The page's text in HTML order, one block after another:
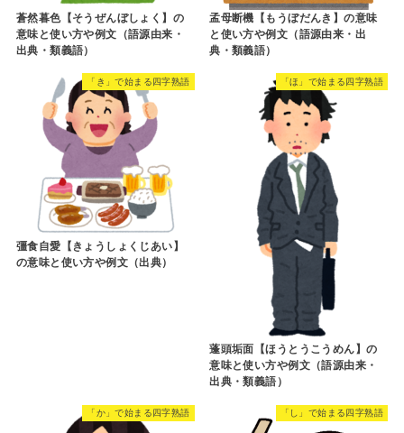
蒼然暮色【そうぜんぼしょく】の
意味と使い方や例文（語源由来・
出典・類義語）
孟母断機【もうぼだんき】の意味
と使い方や例文（語源由来・出
典・類義語）
「き」で始まる四字熟語
彊食自愛【きょうしょくじあい】
の意味と使い方や例文（出典）
「ほ」で始まる四字熟語
蓬頭垢面【ほうとうこうめん】の
意味と使い方や例文（語源由来・
出典・類義語）
「か」で始まる四字熟語 「し」で始まる四字熟語